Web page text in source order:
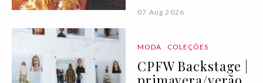
07 Aug 2026
MODA COLEÇÕES
CPFW Backstage |